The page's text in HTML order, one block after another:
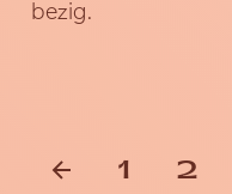
bezig.
vorige
1 2